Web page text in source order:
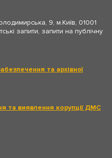
9, м.Київ, 01001
запити, запити на публічну
та архівної
та виявлення корупції ДМС